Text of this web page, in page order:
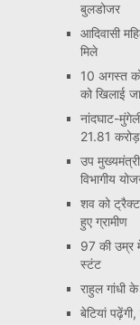
बुलडोजर
आदिवासी
मिले
10 अगस्त
को खिलाई
नांदघाट-
21.81 करोड़
उप
विभागीय
शव को
हुए ग्रामीण
97 की उम्र
स्टंट
राहुल गांधी
बेटियां